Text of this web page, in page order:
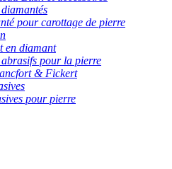
pour carottage de pierre
en diamant
pour la pierre
& Fickert
pour pierre